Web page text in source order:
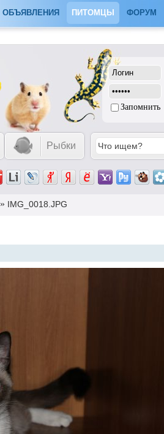
ОБЪЯВЛЕНИЯ ПИТОМЦЫ ФОРУМ
Запомнить
Рыбки
» IMG_0018.JPG